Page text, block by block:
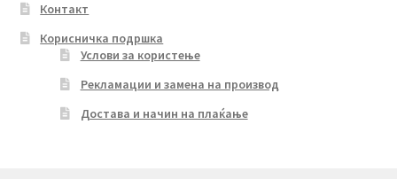
Контакт
Корисничка подршка
Услови за користење
Рекламации и замена на производ
Достава и начин на плаќање